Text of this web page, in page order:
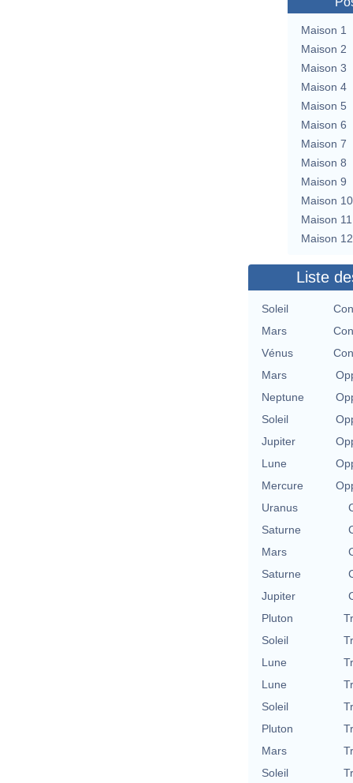
Maison 1
Maison 2
Maison 3
Maison 4
Maison 5
Maison 6
Maison 7
Maison 8
Maison 9
Maison 10
Maison 11
Maison 12
Liste
Soleil
Mars
Vénus
Mars
Neptune
Soleil
Jupiter
Lune
Mercure
Uranus
Saturne
Mars
Saturne
Jupiter
Pluton
Soleil
Lune
Lune
Soleil
Pluton
Mars
Soleil